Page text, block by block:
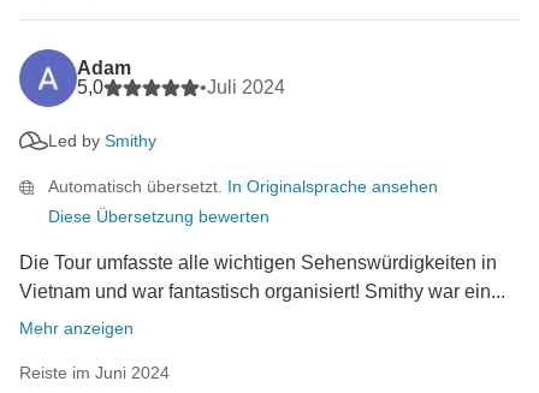
Adam
5,0
•Juli 2024
Led by Smithy
Automatisch übersetzt. In Originalsprache ansehen
Diese Übersetzung bewerten
Die Tour umfasste alle wichtigen Sehenswürdigkeiten in
Vietnam und war fantastisch organisiert! Smithy war ein...
Mehr anzeigen
Reiste im Juni 2024